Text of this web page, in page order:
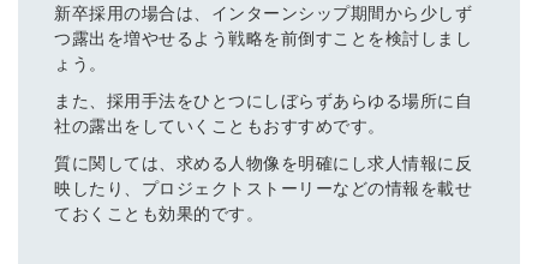
新卒採用の場合は、インターンシップ期間から少しず
つ露出を増やせるよう戦略を前倒すことを検討しまし
ょう。
また、採用手法をひとつにしぼらずあらゆる場所に自
社の露出をしていくこともおすすめです。
質に関しては、求める人物像を明確にし求人情報に反
映したり、プロジェクトストーリーなどの情報を載せ
ておくことも効果的です。